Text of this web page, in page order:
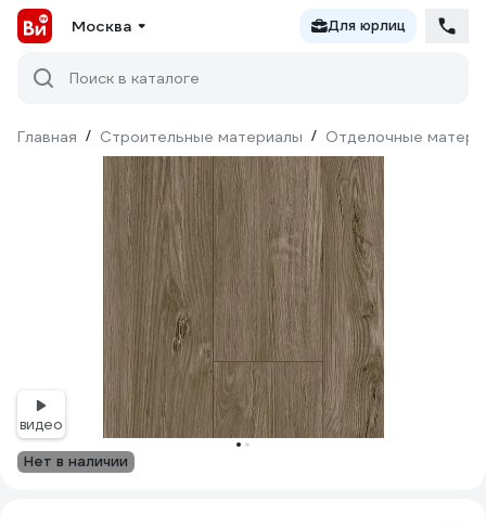
Москва Для юрлиц
Поиск в каталоге
Главная / Строительные материалы / Отделочные
видео
Нет в наличии